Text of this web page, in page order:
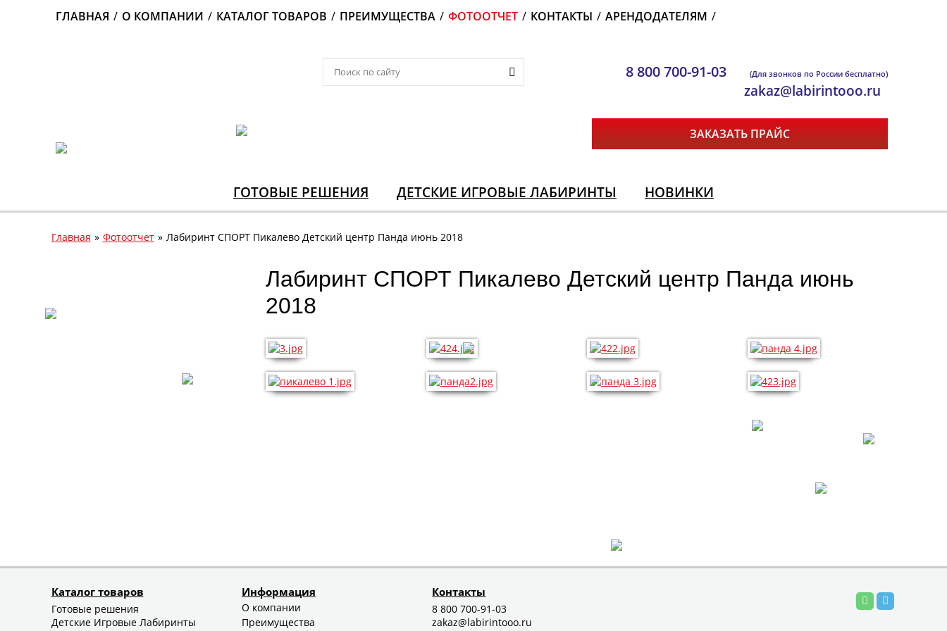
ГЛАВНАЯ / О КОМПАНИИ / КАТАЛОГ ТОВАРОВ / ПРЕИМУЩЕСТВА / ФОТООТЧЕТ / КОНТАКТЫ / АРЕНДОДАТЕЛЯМ /
8 800 700-91-03 (Для звонков по России бесплатно)
zakaz@labirintooo.ru
ЗАКАЗАТЬ ПРАЙС
ГОТОВЫЕ РЕШЕНИЯ ДЕТСКИЕ ИГРОВЫЕ ЛАБИРИНТЫ НОВИНКИ
Главная » Фотоотчет » Лабиринт СПОРТ Пикалево Детский центр Панда июнь 2018
Лабиринт СПОРТ Пикалево Детский центр Панда июнь
2018
Каталог товаров
Готовые решения
Детские Игровые Лабиринты
Информация
О компании
Преимущества
Контакты
8 800 700-91-03
zakaz@labirintooo.ru